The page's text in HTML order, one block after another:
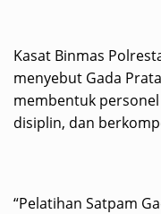
Kasat Binmas
menyebut Gada
membentuk
disiplin, dan
“Pelatihan Satpam